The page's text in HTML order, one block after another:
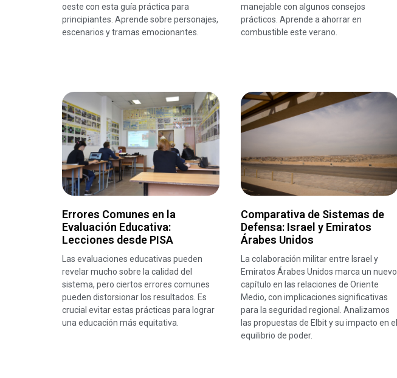
oeste con esta guía práctica para
principiantes. Aprende sobre personajes,
escenarios y tramas emocionantes.
manejable con algunos consejos
prácticos. Aprende a ahorrar en
combustible este verano.
Errores Comunes en la
Evaluación Educativa:
Lecciones desde PISA
Las evaluaciones educativas pueden
revelar mucho sobre la calidad del
sistema, pero ciertos errores comunes
pueden distorsionar los resultados. Es
crucial evitar estas prácticas para lograr
una educación más equitativa.
Comparativa de Sistemas de
Defensa: Israel y Emiratos
Árabes Unidos
La colaboración militar entre Israel y
Emiratos Árabes Unidos marca un nuevo
capítulo en las relaciones de Oriente
Medio, con implicaciones significativas
para la seguridad regional. Analizamos
las propuestas de Elbit y su impacto en el
equilibrio de poder.